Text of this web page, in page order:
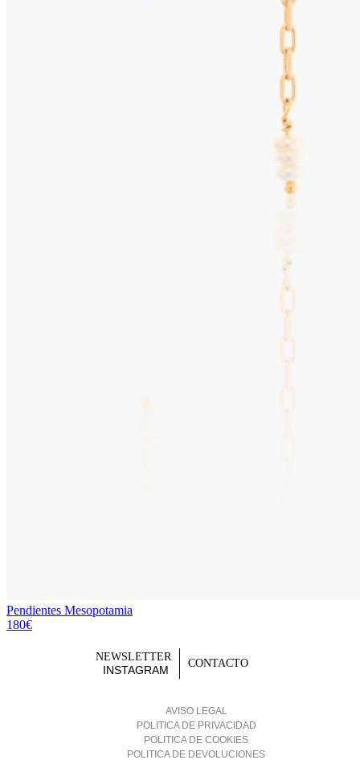
Pendientes Mesopotamia
180€
NEWSLETTER
INSTAGRAM
CONTACTO
AVISO LEGAL
POLITICA DE PRIVACIDAD
POLITICA DE COOKIES
POLITICA DE DEVOLUCIONES